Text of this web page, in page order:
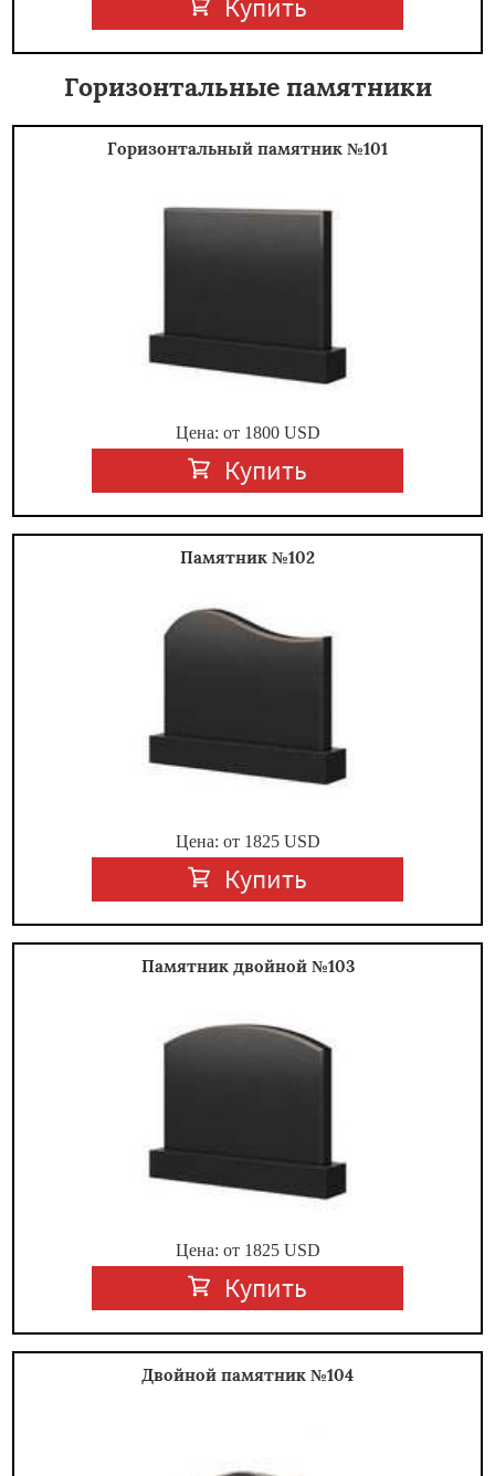
Купить
Горизонтальные памятники
Горизонтальный памятник №101
Цена: от 1800USD
Купить
Памятник №102
Цена: от 1825USD
Купить
Памятник двойной №103
Цена: от 1825USD
Купить
Двойной памятник №104